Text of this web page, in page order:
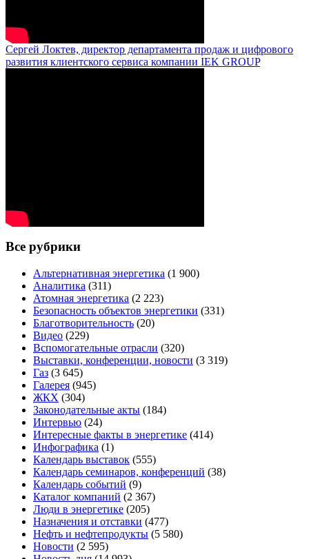
Сергей Локтев, директор департамента продаж и цифрового
развития клиентского сервиса компании IEK GROUP
Все рубрики
Альтернативная энергетика (1 900)
Аналитика (311)
Атомная энергетика (2 223)
Безопасность объектов энергетики (331)
Благотворительность (20)
Видео (229)
Вспомогательные отрасли (320)
Выставки, конференции, новости (3 319)
Газ (3 645)
Галерея (945)
ЖКХ (304)
Законодательные акты (184)
Интервью (24)
Интересные факты в энергетике (414)
Инфографика (1)
Календарь выставок (555)
Календарь семинаров, конференций (38)
Календарь событий (9)
Каталог компаний (2 367)
Люди в энергетике (205)
Назначения и отставки (477)
Нефть и нефтепродукты (5 580)
Новости (2 595)